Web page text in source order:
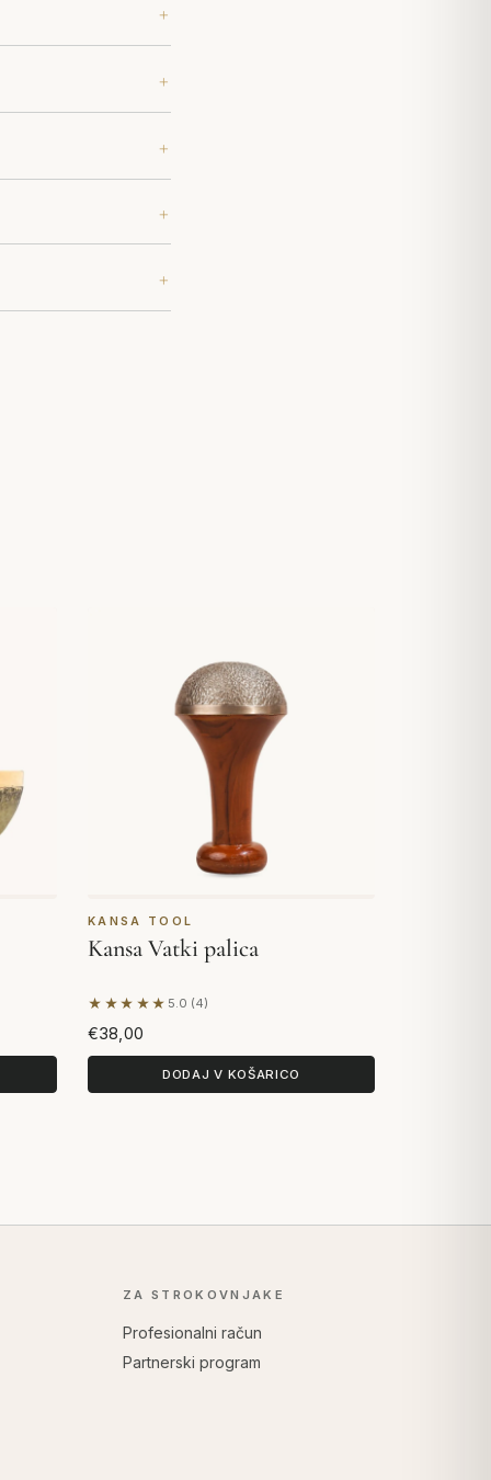
KANSA TOOL
Kansa Vatki palica
★★★★★ 5.0 (4)
Na podlagi 4 mnenj
€38,00
DODAJ V KOŠARICO
ZA STROKOVNJAKE
Profesionalni račun
Partnerski program